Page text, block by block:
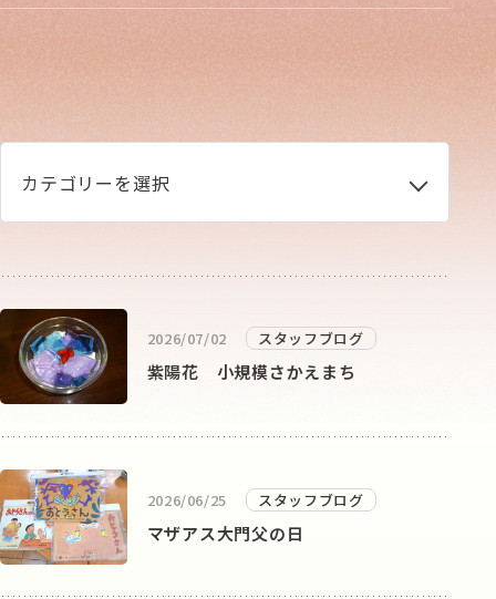
カテゴリーを選択
2026/07/02 スタッフブログ
紫陽花 小規模さかえまち
2026/06/25 スタッフブログ
マザアス大門父の日